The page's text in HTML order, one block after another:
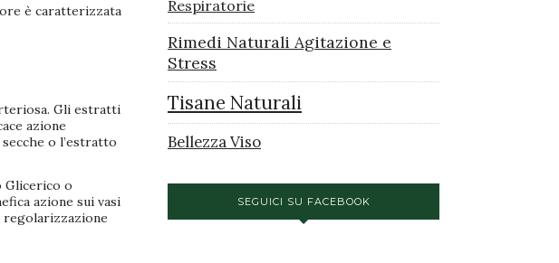
è caratterizzata
Gli estratti
azione
o l’estratto
Glicerico o
azione sui vasi
regolarizzazione
Respiratorie
Rimedi Naturali Agitazione e
Stress
Tisane Naturali
Bellezza Viso
SEGUICI SU FACEBOOK